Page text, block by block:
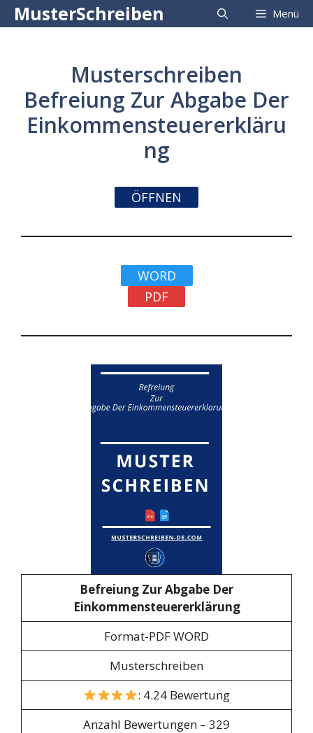
Zum
Inhalt
MusterSchreiben Menü
Musterschreiben
Befreiung Zur Abgabe Der
Einkommensteuererkläru
ng
ÖFFNEN
WORD
PDF
Befreiung Zur Abgabe Der
Einkommensteuererklärung
Format-PDF WORD
Musterschreiben
: 4.24 Bewertung
Anzahl Bewertungen – 329